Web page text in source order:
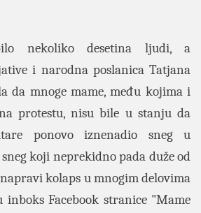
nekoliko desetina ljudi, a
i narodna poslanica Tatjana
da mnoge mame, među kojima i
protestu, nisu bile u stanju da
ponovo iznenadio sneg u
koji neprekidno pada duže od
napravi kolaps u mnogim delovima
inboks Facebook stranice "Mame